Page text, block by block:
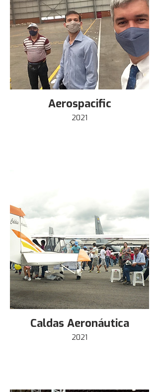
Aerospacific
2021
Caldas Aeronáutica
2021